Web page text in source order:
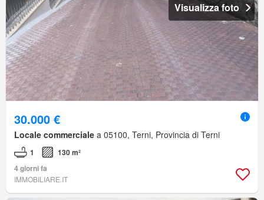
Visualizza foto
30.000 €
Locale commerciale a 05100, Terni, Provincia di Terni
1
130 m²
4 giorni fa
IMMOBILIARE.IT